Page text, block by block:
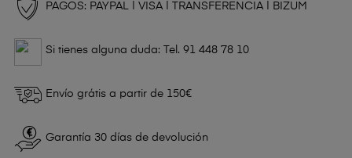
PAGOS: PAYPAL | VISA | TRANSFERENCIA | BIZUM
Si tienes alguna duda: Tel. 91 448 78 10
Envío grátis a partir de 150€
Garantía 30 días de devolución